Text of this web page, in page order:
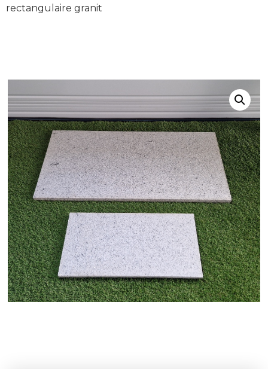
rectangulaire granit